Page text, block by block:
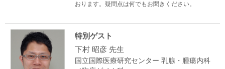
おります。疑問点は何でもお聞きください。
特別ゲスト
下村 昭彦 先生
国立国際医療研究センター 乳腺・腫瘍内科